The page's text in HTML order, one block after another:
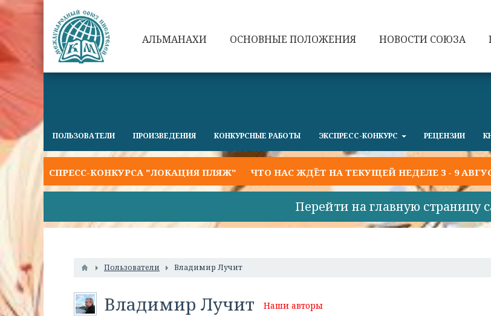
АЛЬМАНАХИ ОСНОВНЫЕ ПОЛОЖЕНИЯ НОВОСТИ СОЮЗА
ПОЛЬЗОВАТЕЛИ ПРОИЗВЕДЕНИЯ КОНКУРСНЫЕ РАБОТЫ ЭКСПРЕСС-КОНКУРС РЕЦЕНЗИИ
КОНКУРСА "ЛОКАЦИЯ ПЛЯЖ" ЧТО НАС ЖДЁТ НА ТЕКУЩЕЙ НЕДЕЛЕ 3 - 9 АВГУСТА
Перейти на главную страницу
Пользователи Владимир Лучит
Владимир Лучит Наши авторы